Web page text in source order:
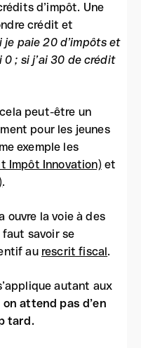
d’impôt. Une
crédit et
je paie 20 d’impôts et
; si j’ai 30 de crédit
peut-être un
pour les jeunes
exemple les
Impôt Innovation) et
.
ouvre la voie à des
savoir se
au rescrit fiscal.
autant aux
on attend pas d’en
tard.